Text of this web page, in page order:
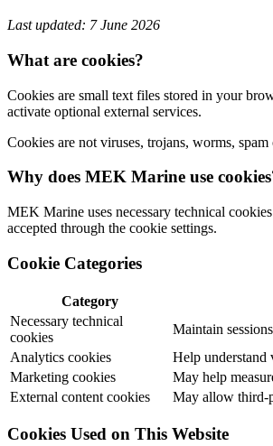
Last updated: 7 June 2026
What are cookies?
Cookies are small text files stored in your
activate optional external services.
Cookies are not viruses, trojans, worms,
Why does MEK Marine use
MEK Marine uses necessary technical
accepted through the cookie settings.
Cookie Categories
Category
Necessary technical
cookies
Maintain
Analytics cookies
Help understand
Marketing cookies
May help
External content cookies
May allow third-
Cookies Used on This Website